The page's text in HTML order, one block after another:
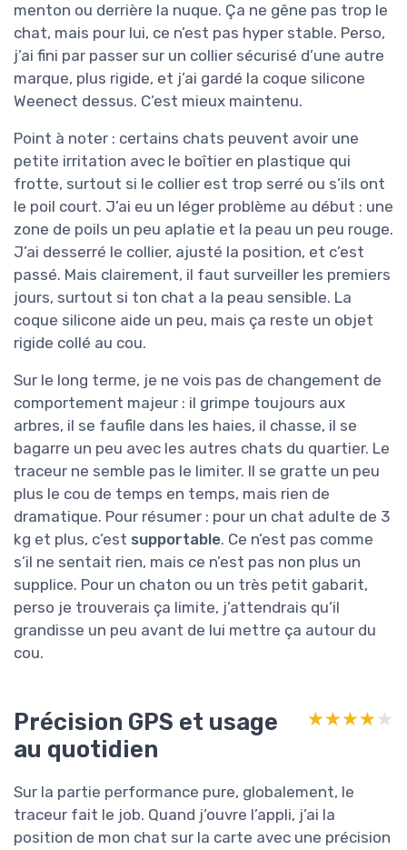
menton ou derrière la nuque. Ça ne gêne pas trop le
chat, mais pour lui, ce n’est pas hyper stable. Perso,
j’ai fini par passer sur un collier sécurisé d’une autre
marque, plus rigide, et j’ai gardé la coque silicone
Weenect dessus. C’est mieux maintenu.
Point à noter : certains chats peuvent avoir une
petite irritation avec le boîtier en plastique qui
frotte, surtout si le collier est trop serré ou s’ils ont
le poil court. J’ai eu un léger problème au début : une
zone de poils un peu aplatie et la peau un peu rouge.
J’ai desserré le collier, ajusté la position, et c’est
passé. Mais clairement, il faut surveiller les premiers
jours, surtout si ton chat a la peau sensible. La
coque silicone aide un peu, mais ça reste un objet
rigide collé au cou.
Sur le long terme, je ne vois pas de changement de
comportement majeur : il grimpe toujours aux
arbres, il se faufile dans les haies, il chasse, il se
bagarre un peu avec les autres chats du quartier. Le
traceur ne semble pas le limiter. Il se gratte un peu
plus le cou de temps en temps, mais rien de
dramatique. Pour résumer : pour un chat adulte de 3
kg et plus, c’est supportable. Ce n’est pas comme
s’il ne sentait rien, mais ce n’est pas non plus un
supplice. Pour un chaton ou un très petit gabarit,
perso je trouverais ça limite, j’attendrais qu’il
grandisse un peu avant de lui mettre ça autour du
cou.
Précision GPS et usage
au quotidien
★★★★★
★★★★★
Sur la partie performance pure, globalement, le
traceur fait le job. Quand j’ouvre l’appli, j’ai la
position de mon chat sur la carte avec une précision